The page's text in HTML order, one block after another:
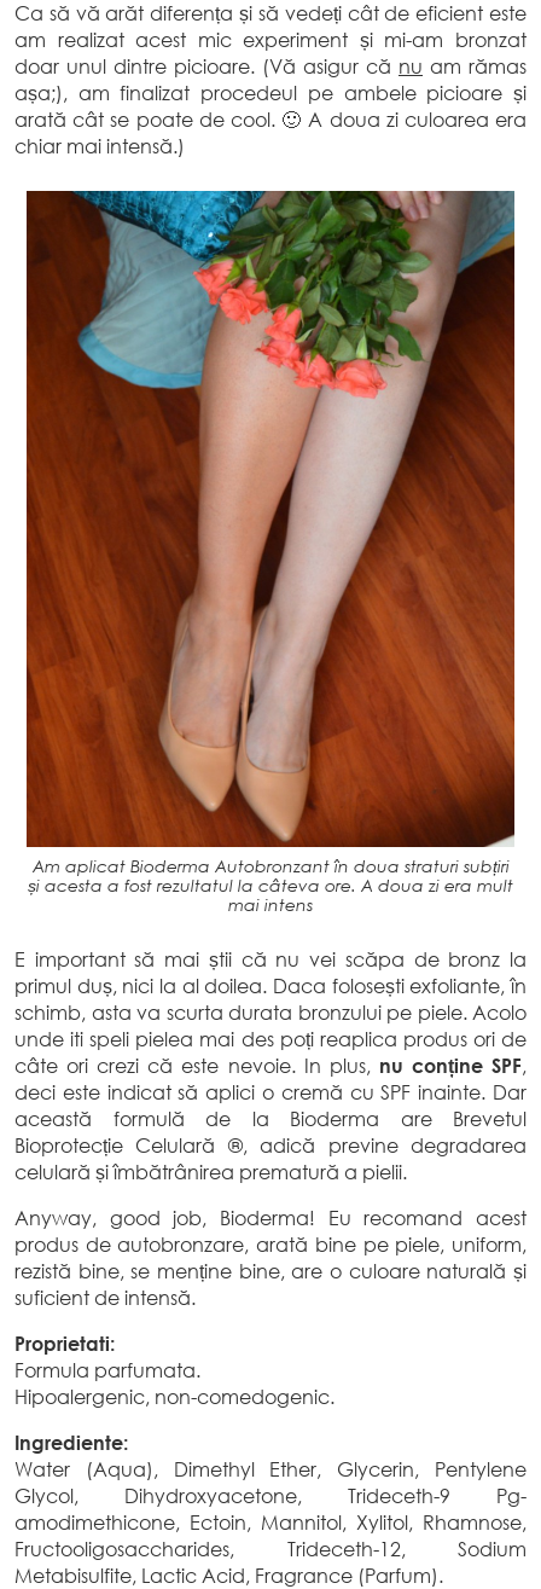
Ca să vă arăt diferența și să vedeți cât de eficient este
am realizat acest mic experiment și mi-am bronzat
doar unul dintre picioare. (Vă asigur că nu am rămas
așa;), am finalizat procedeul pe ambele picioare și
arată cât se poate de cool. 🙂 A doua zi culoarea era
chiar mai intensă.)
Am aplicat Bioderma Autobronzant în doua straturi subțiri
și acesta a fost rezultatul la câteva ore. A doua zi era mult
mai intens
E important să mai știi că nu vei scăpa de bronz la
primul duș, nici la al doilea. Daca folosești exfoliante, în
schimb, asta va scurta durata bronzului pe piele. Acolo
unde iti speli pielea mai des poți reaplica produs ori de
câte ori crezi că este nevoie. In plus, nu conține SPF,
deci este indicat să aplici o cremă cu SPF inainte. Dar
această formulă de la Bioderma are Brevetul
Bioprotecție Celulară ®, adică previne degradarea
celulară și îmbătrânirea prematură a pielii.
Anyway, good job, Bioderma! Eu recomand acest
produs de autobronzare, arată bine pe piele, uniform,
rezistă bine, se menține bine, are o culoare naturală și
suficient de intensă.
Proprietati:
Formula parfumata.
Hipoalergenic, non-comedogenic.
Ingrediente:
Water (Aqua), Dimethyl Ether, Glycerin, Pentylene
Glycol, Dihydroxyacetone, Trideceth-9 Pg-
amodimethicone, Ectoin, Mannitol, Xylitol, Rhamnose,
Fructooligosaccharides, Trideceth-12, Sodium
Metabisulfite, Lactic Acid, Fragrance (Parfum).